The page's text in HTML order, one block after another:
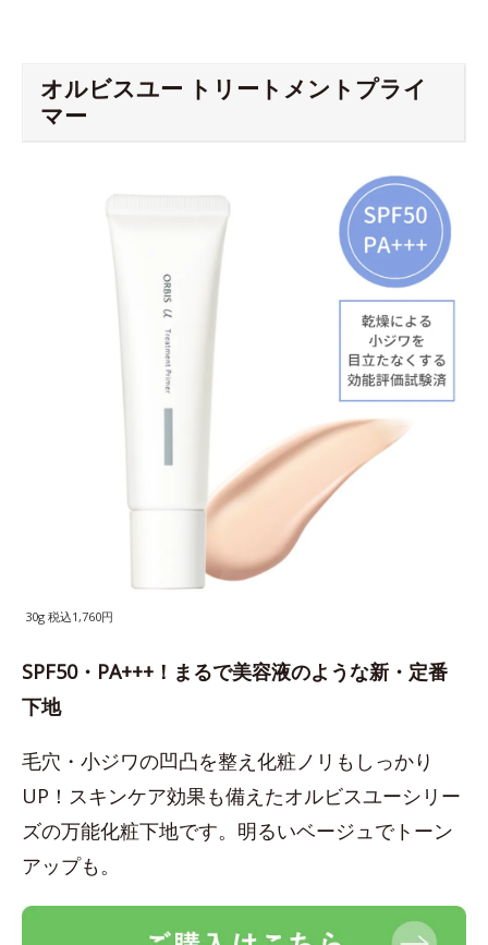
オルビスユー トリートメントプライ
マー
30g 税込1,760円
SPF50・PA+++！まるで美容液のような新・定番
下地
毛穴・小ジワの凹凸を整え化粧ノリもしっかり
UP！スキンケア効果も備えたオルビスユーシリー
ズの万能化粧下地です。明るいベージュでトーン
アップも。